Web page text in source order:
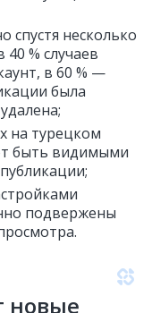
спустя несколько
% случаев
в 60 % —
была
на турецком
быть видимыми
подвержены
новые